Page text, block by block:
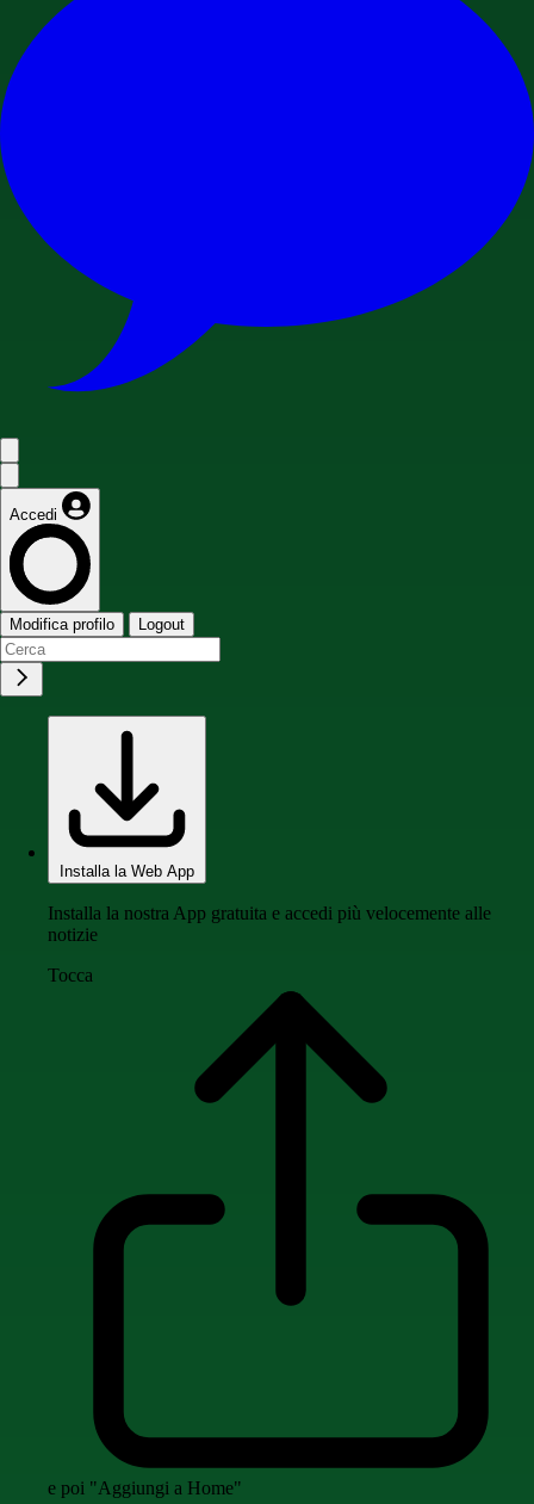
Accedi
Modifica profilo Logout
Installa la Web App
Installa la nostra App gratuita e accedi più velocemente alle
notizie
Tocca
e poi "Aggiungi a Home"